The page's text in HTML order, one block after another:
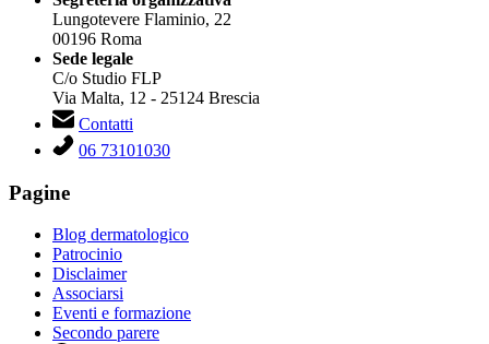
Lungotevere Flaminio, 22
00196 Roma
Sede legale
C/o Studio FLP
Via Malta, 12 - 25124 Brescia
Contatti
06 73101030
Pagine
Blog dermatologico
Patrocinio
Disclaimer
Associarsi
Eventi e formazione
Secondo parere